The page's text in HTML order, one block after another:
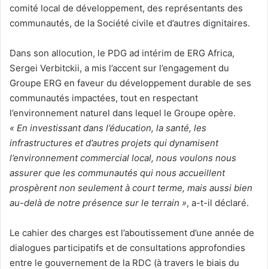
comité local de développement, des représentants des
communautés, de la Société civile et d’autres dignitaires.
Dans son allocution, le PDG ad intérim de ERG Africa,
Sergei Verbitckii, a mis l’accent sur l’engagement du
Groupe ERG en faveur du développement durable de ses
communautés impactées, tout en respectant
l’environnement naturel dans lequel le Groupe opère.
« En investissant dans l’éducation, la santé, les
infrastructures et d’autres projets qui dynamisent
l’environnement commercial local, nous voulons nous
assurer que les communautés qui nous accueillent
prospèrent non seulement à court terme, mais aussi bien
au-delà de notre présence sur le terrain », a-t-il déclaré.
Le cahier des charges est l’aboutissement d’une année de
dialogues participatifs et de consultations approfondies
entre le gouvernement de la RDC (à travers le biais du